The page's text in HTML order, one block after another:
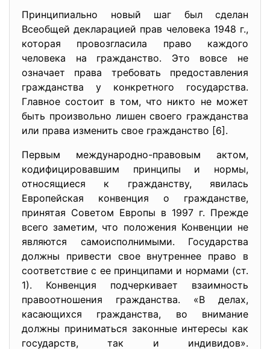
Принципиально новый шаг был сделан
Всеобщей декларацией прав человека 1948 г.,
которая провозгласила право каждого
человека на гражданство. Это вовсе не
означает права требовать предоставления
гражданства у конкретного государства.
Главное состоит в том, что никто не может
быть произвольно лишен своего гражданства
или права изменить свое гражданство [6].
Первым международно-правовым актом,
кодифицировавшим принципы и нормы,
относящиеся к гражданству, явилась
Европейская конвенция о гражданстве,
принятая Советом Европы в 1997 г. Прежде
всего заметим, что положения Конвенции не
являются самоисполнимыми. Государства
должны привести свое внутреннее право в
соответствие с ее принципами и нормами (ст.
1). Конвенция подчеркивает взаимность
правоотношения гражданства. «В делах,
касающихся гражданства, во внимание
должны приниматься законные интересы как
государств, так и индивидов».